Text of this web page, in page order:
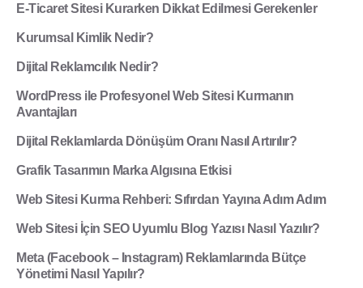
E-Ticaret Sitesi Kurarken Dikkat Edilmesi Gerekenler
Kurumsal Kimlik Nedir?
Dijital Reklamcılık Nedir?
WordPress ile Profesyonel Web Sitesi Kurmanın
Avantajları
Dijital Reklamlarda Dönüşüm Oranı Nasıl Artırılır?
Grafik Tasarımın Marka Algısına Etkisi
Web Sitesi Kurma Rehberi: Sıfırdan Yayına Adım Adım
Web Sitesi İçin SEO Uyumlu Blog Yazısı Nasıl Yazılır?
Meta (Facebook – Instagram) Reklamlarında Bütçe
Yönetimi Nasıl Yapılır?